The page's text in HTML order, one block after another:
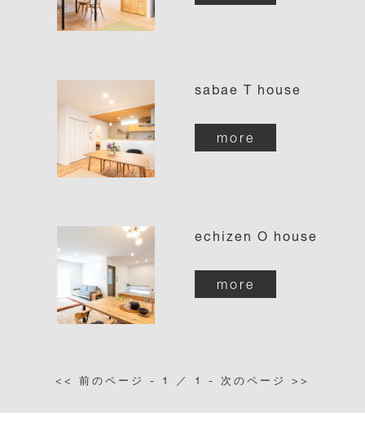
sabae T house
more
echizen O house
more
<< 前のページ - 1 ／ 1 - 次のページ >>